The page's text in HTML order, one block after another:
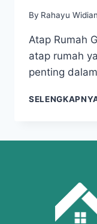
By Rahayu
Atap Rumah
atap rumah
penting